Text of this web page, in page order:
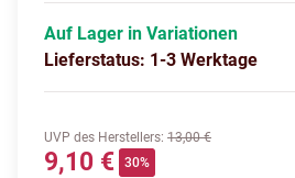
Auf Lager in Variationen
Lieferstatus: 1-3 Werktage
UVP des Herstellers: 13,00 €
9,10 € 30%